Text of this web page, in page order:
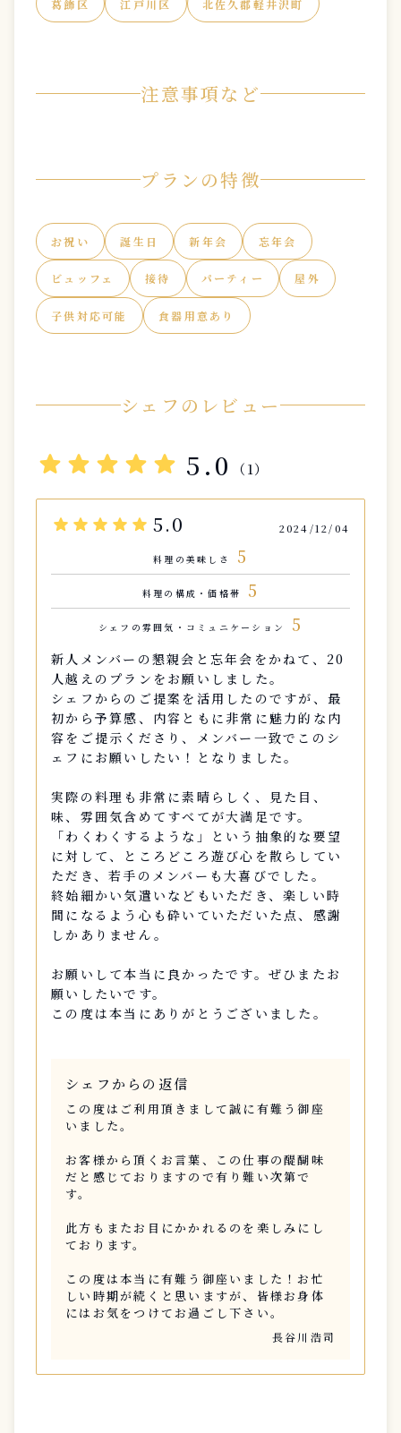
葛飾区 江戸川区 北佐久郡軽井沢町
注意事項など
プランの特徴
お祝い 誕生日 新年会 忘年会
ビュッフェ 接待 パーティー 屋外
子供対応可能 食器用意あり
シェフのレビュー
star star star star star 5.0 （1）
star star star star star 5.0 2024/12/04
料理の美味しさ 5
料理の構成・価格帯 5
シェフの雰囲気・コミュニケーション 5
新人メンバーの懇親会と忘年会をかねて、20
人越えのプランをお願いしました。
シェフからのご提案を活用したのですが、最
初から予算感、内容ともに非常に魅力的な内
容をご提示くださり、メンバー一致でこのシ
ェフにお願いしたい！となりました。
実際の料理も非常に素晴らしく、見た目、
味、雰囲気含めてすべてが大満足です。
「わくわくするような」という抽象的な要望
に対して、ところどころ遊び心を散らしてい
ただき、若手のメンバーも大喜びでした。
終始細かい気遣いなどもいただき、楽しい時
間になるよう心も砕いていただいた点、感謝
しかありません。
お願いして本当に良かったです。ぜひまたお
願いしたいです。
この度は本当にありがとうございました。
シェフからの返信
この度はご利用頂きまして誠に有難う御座
いました。
お客様から頂くお言葉、この仕事の醍醐味
だと感じておりますので有り難い次第で
す。
此方もまたお目にかかれるのを楽しみにし
ております。
この度は本当に有難う御座いました！お忙
しい時期が続くと思いますが、皆様お身体
にはお気をつけてお過ごし下さい。
長谷川浩司